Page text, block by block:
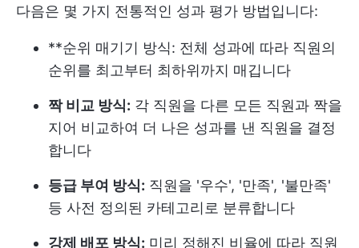
다음은 몇 가지 전통적인 성과 평가 방법입니다:
**순위 매기기 방식: 전체 성과에 따라 직원의
순위를 최고부터 최하위까지 매깁니다
짝 비교 방식: 각 직원을 다른 모든 직원과 짝을
지어 비교하여 더 나은 성과를 낸 직원을 결정
합니다
등급 부여 방식: 직원을 '우수', '만족', '불만족'
등 사전 정의된 카테고리로 분류합니다
강제 배포 방식: 미리 정해진 비율에 따라 직원